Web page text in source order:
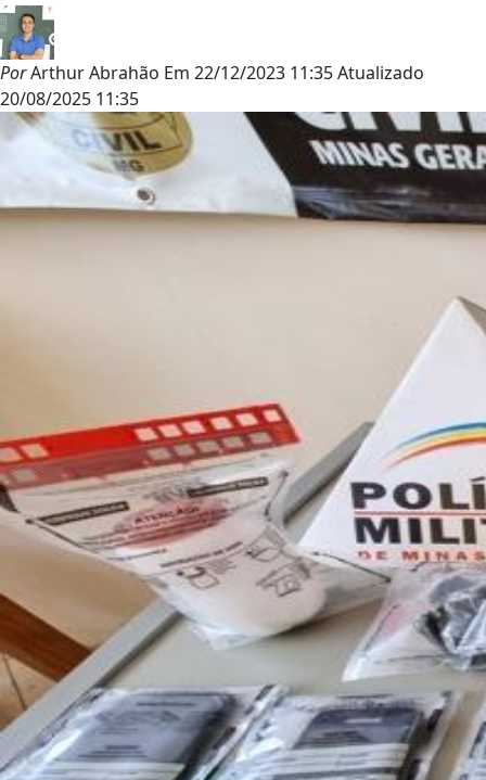
PorArthur Abrahão Em 22/12/2023 11:35Atualizado
20/08/2025 11:35